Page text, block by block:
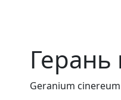
Geranium